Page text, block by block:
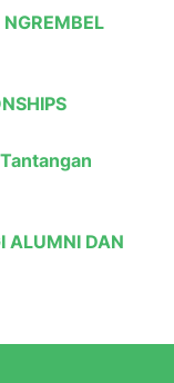
ALUMNI DAN